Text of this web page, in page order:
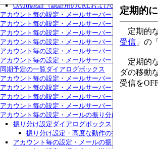
OAuth認証（認証用のURLおよびcode=入力）ダ
アカウント毎の設定・メールサーバー・詳細
アカウント毎の設定・メールサーバー・詳細・再試行
アカウント毎の設定・メールサーバー・詳細・SSLで
アカウント毎の設定・メールサーバー・詳細2
アカウント毎の設定・メールサーバー・トラブル対策
アカウント毎の設定・メールサーバー・POP/IMAP
同期予定の一覧ダイアログボックス
アカウント毎の設定・メールサーバー・POP/IMAP・
アカウント毎の設定・メールサーバー・POP/IMAP・
アカウント毎の設定・メールサーバー・POP/IMAP・
アカウント毎の設定・メールサーバー・POP/IMAP・
アカウント毎の設定・メールの振り分け
振り分け設定ダイアログボックス
振り分け設定・高度な動作の指定ダイアロ
アカウント毎の設定・メールの振り分け・不要
定期的
定期的
受信 」の
定期的
ダの移動
受信を